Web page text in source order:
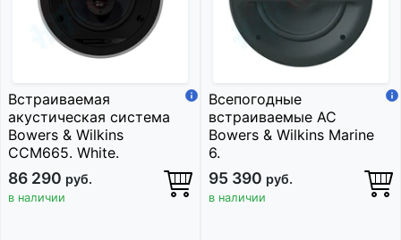
Встраиваемая
акустическая система
Bowers & Wilkins
CCM665. White.
86 290 руб.
в наличии
Всепогодные
встраиваемые АС
Bowers & Wilkins Marine
6.
95 390 руб.
в наличии